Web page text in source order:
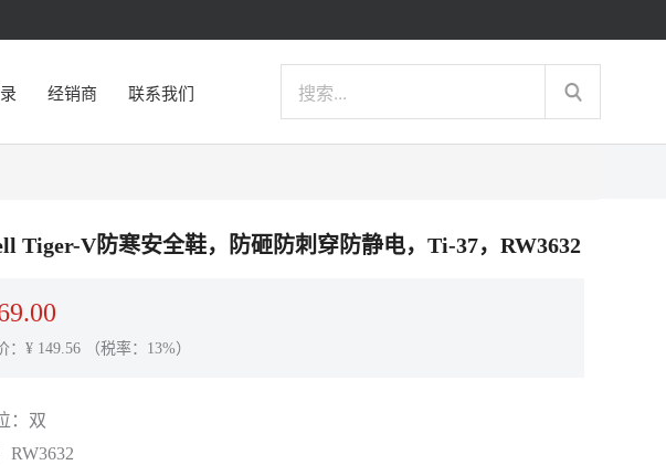
经销商 联系我们
Tiger-V防寒安全鞋，防砸防刺穿防静电，Ti-37，RW3632
：¥ 149.56（税率：13%）
： 双
RW3632